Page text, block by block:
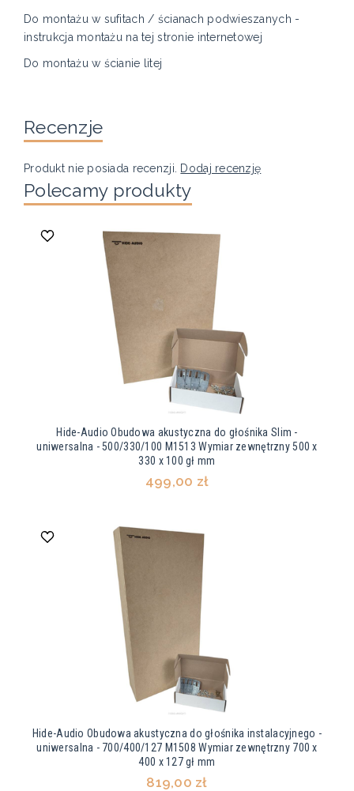
Do montażu w sufitach / ścianach podwieszanych -
instrukcja montażu na tej stronie internetowej
Do montażu w ścianie litej
Recenzje
Produkt nie posiada recenzji. Dodaj recenzję
Polecamy produkty
Hide-Audio Obudowa akustyczna do głośnika Slim -
uniwersalna - 500/330/100 M1513 Wymiar zewnętrzny 500 x
330 x 100 gł mm
499,00 zł
Hide-Audio Obudowa akustyczna do głośnika instalacyjnego -
uniwersalna - 700/400/127 M1508 Wymiar zewnętrzny 700 x
400 x 127 gł mm
819,00 zł